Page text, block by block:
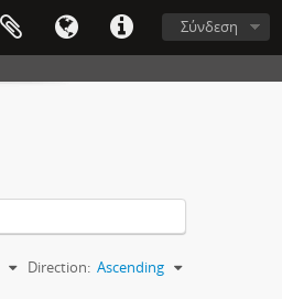
Σύνδεση
Direction: Ascending